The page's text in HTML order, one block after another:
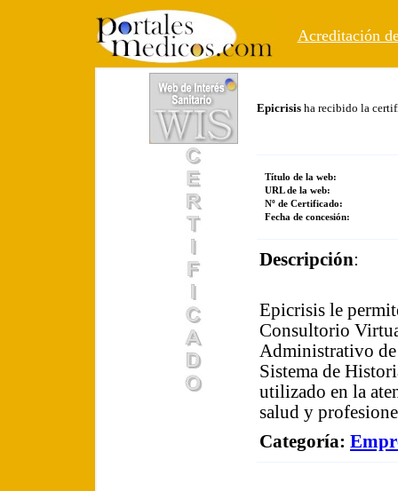
Acreditación
Epicrisis ha recibido la
Título de la web:
URL de la web:
Nº de Certificado:
Fecha de concesión:
Descripción:
Epicrisis le
Consultorio
Administrativo de
Sistema de
utilizado en la
salud y
Categoría: